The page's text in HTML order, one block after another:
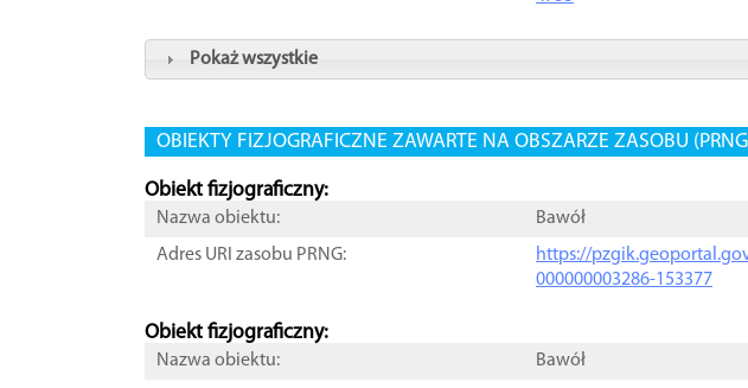
Pokaż wszystkie
OBIEKTY FIZJOGRAFICZNE ZAWARTE NA OBSZARZE ZASOBU
Obiekt fizjograficzny:
Nazwa obiektu:
Bawół
Adres URI zasobu PRNG:
https://
000000003286-153377
Obiekt fizjograficzny:
Nazwa obiektu: Bawół